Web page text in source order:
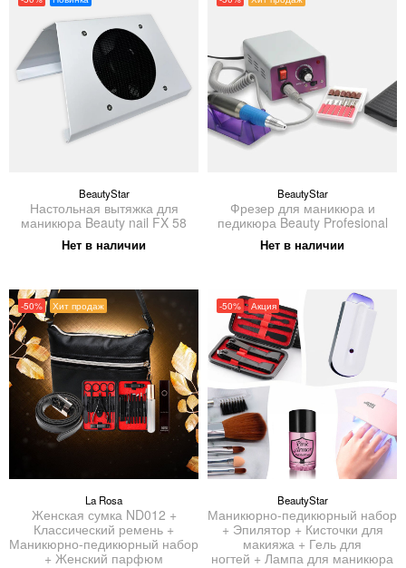
BeautyStar
Настольная вытяжка для
маникюра Beauty nail FX 58
Нет в наличии
BeautyStar
Фрезер для маникюра и
педикюра Beauty Profesional
Нет в наличии
-50% Хит продаж
La Rosa
Женская сумка ND012 +
Классический ремень +
Маникюрно-педикюрный набор
+ Женский парфюм
-50% Акция
BeautyStar
Маникюрно-педикюрный набор
+ Эпилятор + Кисточки для
макияжа + Гель для
ногтей + Лампа для маникюра